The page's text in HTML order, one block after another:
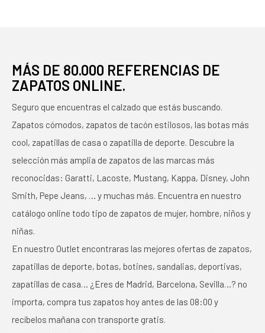
MÁS DE 80.000 REFERENCIAS DE
ZAPATOS ONLINE.
Seguro que encuentras el calzado que estás buscando.
Zapatos cómodos, zapatos de tacón estilosos, las botas más
cool, zapatillas de casa o zapatilla de deporte. Descubre la
selección más amplia de zapatos de las marcas más
reconocidas: Garatti, Lacoste, Mustang, Kappa, Disney, John
Smith, Pepe Jeans, … y muchas más. Encuentra en nuestro
catálogo online todo tipo de zapatos de mujer, hombre, niños y
niñas.
En nuestro Outlet encontraras las mejores ofertas de zapatos,
zapatillas de deporte, botas, botines, sandalias, deportivas,
zapatillas de casa… ¿Eres de Madrid, Barcelona, Sevilla…? no
importa, compra tus zapatos hoy antes de las 08:00 y
recíbelos mañana con transporte gratis.